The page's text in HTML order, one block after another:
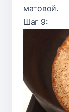
матовой.
Шаг 9: